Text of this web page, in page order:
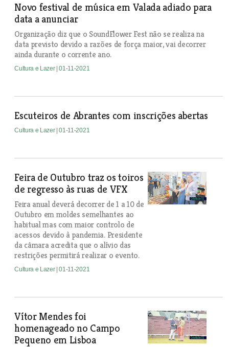
Novo festival de música em Valada adiado para
data a anunciar
Organização diz que o SoundFlower Fest não se realiza na
data previsto devido a razões de força maior, vai decorrer
ainda durante o corrente ano.
Cultura e Lazer | 01-11-2021
Escuteiros de Abrantes com inscrições abertas
Cultura e Lazer | 01-11-2021
Feira de Outubro traz os toiros
de regresso às ruas de VFX
Feira anual deverá decorrer de 1 a 10 de
Outubro em moldes semelhantes ao
habitual mas com maior controlo de
acessos devido à pandemia. Presidente
da câmara acredita que o alívio das
restrições permitirá realizar o evento.
Cultura e Lazer | 01-11-2021
Vítor Mendes foi
homenageado no Campo
Pequeno em Lisboa